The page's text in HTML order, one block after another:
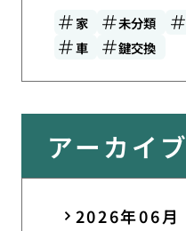
家 未分類
車
鍵交換
アーカイブ
2026年06月